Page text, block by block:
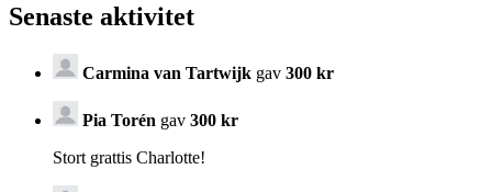
Senaste aktivitet
Carmina van Tartwijk gav 300 kr
Pia Torén gav 300 kr
Stort grattis Charlotte!